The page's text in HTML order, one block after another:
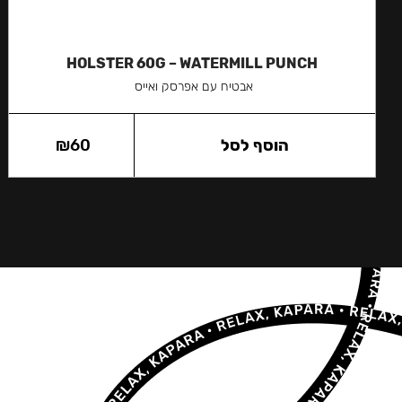
HOLSTER 60G – WATERMILL PUNCH
אבטיח עם אפרסק ואייס
₪60 הוסף לסל